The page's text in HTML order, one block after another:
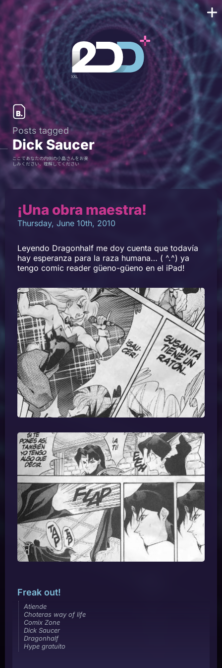
Posts tagged
Dick Saucer
ここであなたの内側の小島さんをお楽
しみください、理解してください
¡Una obra maestra!
Thursday, June 10th, 2010
Leyendo Dragonhalf me doy cuenta que todavía
hay esperanza para la raza humana… ( ^.^) ya
tengo comic reader güeno-güeno en el iPad!
Freak out!
Atiende
Choteras way of life
Comix Zone
Dick Saucer
Dragonhalf
Hype gratuito